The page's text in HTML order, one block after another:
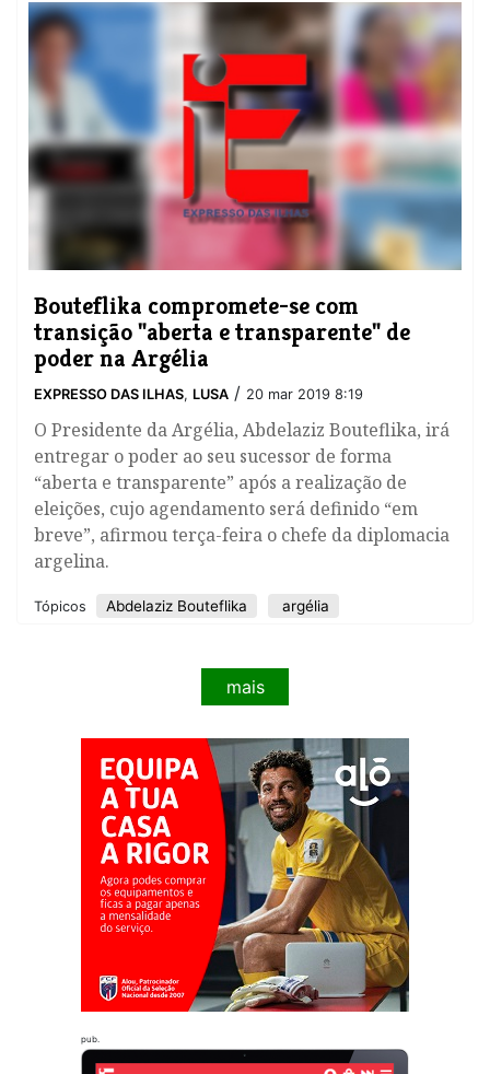
Bouteflika compromete-se com
transição "aberta e transparente" de
poder na Argélia
EXPRESSO DAS ILHAS, LUSA / 20 mar 2019 8:19
​O Presidente da Argélia, Abdelaziz Bouteflika, irá
entregar o poder ao seu sucessor de forma
“aberta e transparente” após a realização de
eleições, cujo agendamento será definido “em
breve”, afirmou terça-feira o chefe da diplomacia
argelina.
Tópicos Abdelaziz Bouteflika argélia
mais
pub.